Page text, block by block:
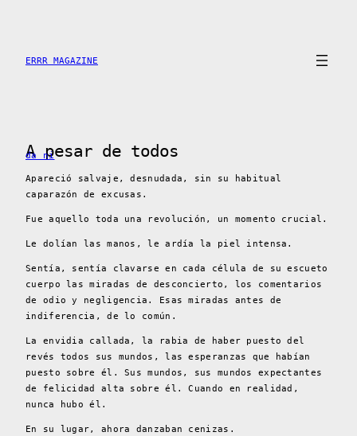
content
ERRR MAGAZINE
A pesar de todos
da ni
Apareció salvaje, desnudada, sin su habitual
caparazón de excusas.
Fue aquello toda una revolución, un momento crucial.
Le dolían las manos, le ardía la piel intensa.
Sentía, sentía clavarse en cada célula de su escueto
cuerpo las miradas de desconcierto, los comentarios
de odio y negligencia. Esas miradas antes de
indiferencia, de lo común.
La envidia callada, la rabia de haber puesto del
revés todos sus mundos, las esperanzas que habían
puesto sobre él. Sus mundos, sus mundos expectantes
de felicidad alta sobre él. Cuando en realidad,
nunca hubo él.
En su lugar, ahora danzaban cenizas.